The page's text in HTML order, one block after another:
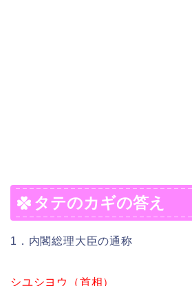
タテのカギの答え
1．内閣総理大臣の通称
シユシヨウ（首相）